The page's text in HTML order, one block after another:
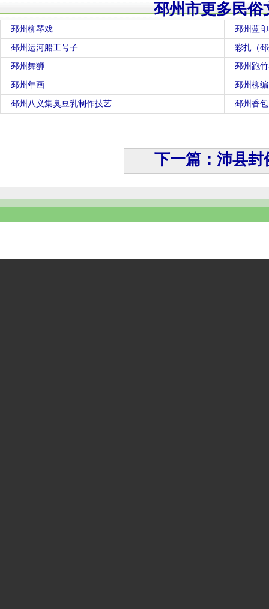
邳州市更多民俗
邳州柳琴戏 邳州蓝
邳州运河船工号子 彩扎（
邳州舞狮 邳州跑
邳州年画 邳州柳编
邳州八义集臭豆乳制作技艺 邳州香包
下一篇：沛县封